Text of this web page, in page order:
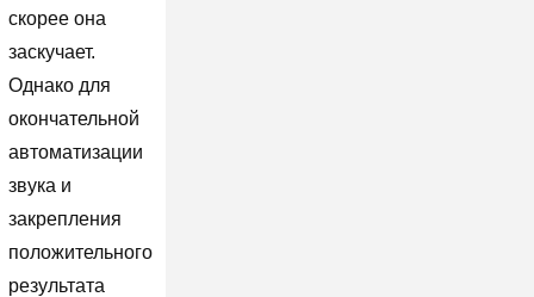
скорее она
заскучает.
Однако для
окончательной
автоматизации
звука и
закрепления
положительного
результата